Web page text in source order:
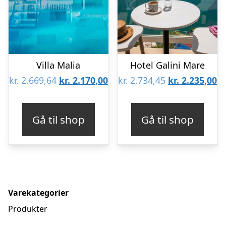
Villa Malia
kr.2.669,64 Den
kr. 2.669,64.
kr. 2.170,00Den
kr. 2.170,00.
Gå til shop
Hotel Galini Mare
kr.2.734,45 Den
kr. 2.734,45.
kr. 2.235,00
Gå til shop
Varekategorier
Produkter